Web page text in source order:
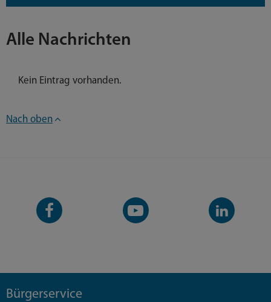
Alle Nachrichten
Kein Eintrag vorhanden.
Nach oben
Facebook-
Seite
YouTube-
Kanal
LinkedIn-
Kanal
Bürgerservice